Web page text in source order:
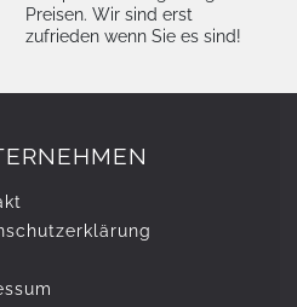
Preisen. Wir sind erst
zufrieden wenn Sie es sind!